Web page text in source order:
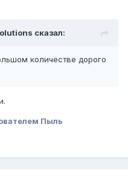
сказал:
количестве дорого
Пыль